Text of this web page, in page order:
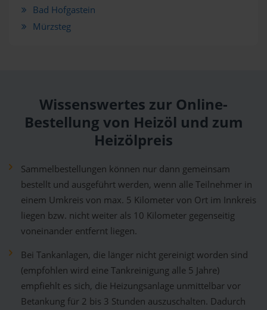
Bad Hofgastein
Mürzsteg
Wissenswertes zur Online-
Bestellung von Heizöl und zum
Heizölpreis
Sammelbestellungen können nur dann gemeinsam
bestellt und ausgeführt werden, wenn alle Teilnehmer in
einem Umkreis von max. 5 Kilometer von Ort im Innkreis
liegen bzw. nicht weiter als 10 Kilometer gegenseitig
voneinander entfernt liegen.
Bei Tankanlagen, die länger nicht gereinigt worden sind
(empfohlen wird eine Tankreinigung alle 5 Jahre)
empfiehlt es sich, die Heizungsanlage unmittelbar vor
Betankung für 2 bis 3 Stunden auszuschalten. Dadurch